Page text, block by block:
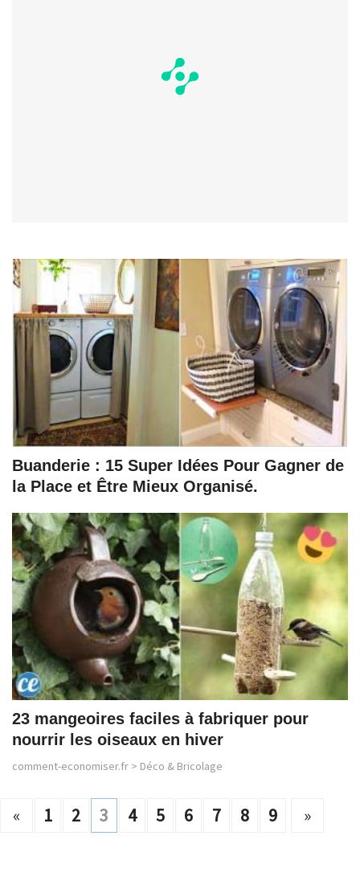
Buanderie : 15 Super Idées Pour Gagner de
la Place et Être Mieux Organisé.
23 mangeoires faciles à fabriquer pour
nourrir les oiseaux en hiver
comment-economiser.fr > Déco & Bricolage
« 1 2 3 4 5 6 7 8 9 »